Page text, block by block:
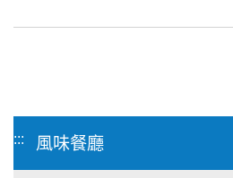
::: 風味餐廳